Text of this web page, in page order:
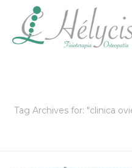
Tag Archives for: "clinica